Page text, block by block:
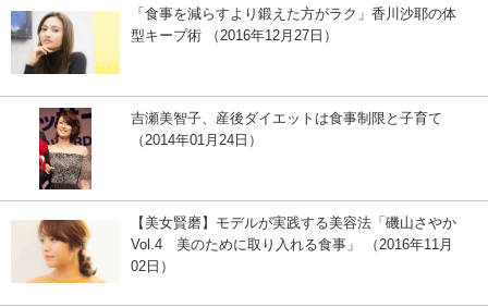
「食事を減らすより鍛えた方がラク」香川沙耶の体
型キープ術 （2016年12月27日）
吉瀬美智子、産後ダイエットは食事制限と子育て
（2014年01月24日）
【美女賢磨】モデルが実践する美容法「磯山さやか
Vol.4 美のために取り入れる食事」 （2016年11月
02日）